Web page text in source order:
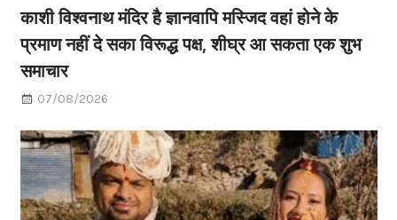
काशी विश्वनाथ मंदिर है ज्ञानवापि मस्जिद वहां होने के
प्रमाण नहीं दे सका विरूद्ध पक्ष, शीघ्र आ सकता एक शुभ
समाचार
07/08/2026